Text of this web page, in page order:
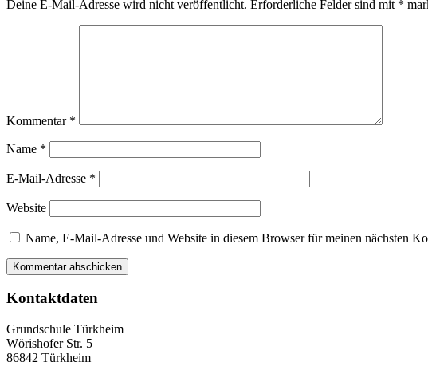
Deine E-Mail-Adresse wird nicht veröffentlicht. Erforderliche Felder sind mit *
Kommentar *
Name *
E-Mail-Adresse *
Website
Name, E-Mail-Adresse und Website in diesem Browser für meinen nächsten
Kontaktdaten
Grundschule Türkheim
Wörishofer Str. 5
86842 Türkheim